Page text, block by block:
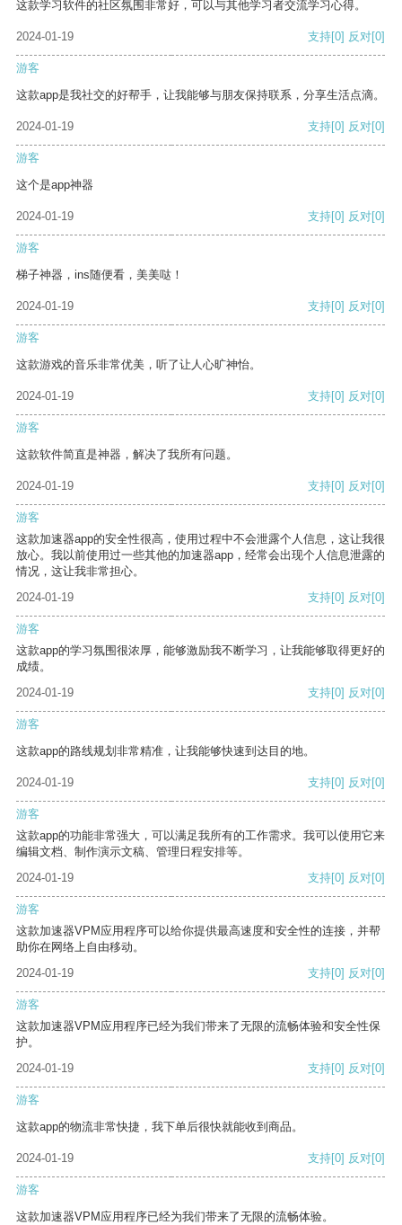
这款学习软件的社区氛围非常好，可以与其他学习者交流学习心得。
2024-01-19 支持[0] 反对[0]
游客
这款app是我社交的好帮手，让我能够与朋友保持联系，分享生活点滴。
2024-01-19 支持[0] 反对[0]
游客
这个是app神器
2024-01-19 支持[0] 反对[0]
游客
梯子神器，ins随便看，美美哒！
2024-01-19 支持[0] 反对[0]
游客
这款游戏的音乐非常优美，听了让人心旷神怡。
2024-01-19 支持[0] 反对[0]
游客
这款软件简直是神器，解决了我所有问题。
2024-01-19 支持[0] 反对[0]
游客
这款加速器app的安全性很高，使用过程中不会泄露个人信息，这让我很
放心。我以前使用过一些其他的加速器app，经常会出现个人信息泄露的
情况，这让我非常担心。
2024-01-19
支持[0] 反对[0]
游客
这款app的学习氛围很浓厚，能够激励我不断学习，让我能够取得更好的
成绩。
2024-01-19
支持[0] 反对[0]
游客
这款app的路线规划非常精准，让我能够快速到达目的地。
2024-01-19 支持[0] 反对[0]
游客
这款app的功能非常强大，可以满足我所有的工作需求。我可以使用它来
编辑文档、制作演示文稿、管理日程安排等。
2024-01-19
支持[0] 反对[0]
游客
这款加速器VPM应用程序可以给你提供最高速度和安全性的连接，并帮
助你在网络上自由移动。
2024-01-19
支持[0] 反对[0]
游客
这款加速器VPM应用程序已经为我们带来了无限的流畅体验和安全性保
护。
2024-01-19
支持[0] 反对[0]
游客
这款app的物流非常快捷，我下单后很快就能收到商品。
2024-01-19 支持[0] 反对[0]
游客
这款加速器VPM应用程序已经为我们带来了无限的流畅体验。